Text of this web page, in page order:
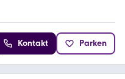
Kontakt Parken